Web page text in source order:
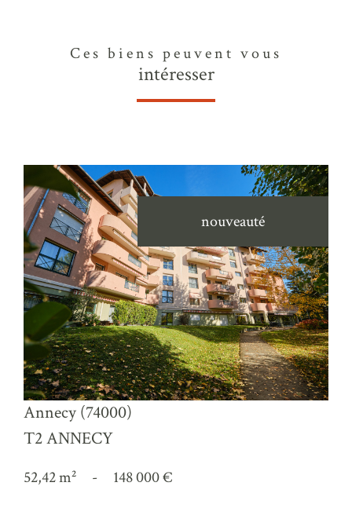
Ces biens peuvent vous
intéresser
nouveauté
voir le bien
Annecy (74000)
T2 ANNECY
52,42 m² - 148 000 €